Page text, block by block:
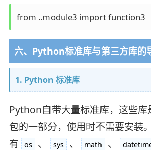
六、Python标准库与第三方库的
1. Python 标准库
Python自带大量标准库，这些
包的一部分，使用时不需要安装
有
os 、 sys 、 math 、